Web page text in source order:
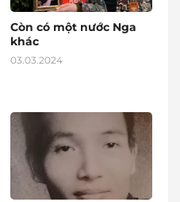
Còn có một nước Nga
khác
03.03.2024